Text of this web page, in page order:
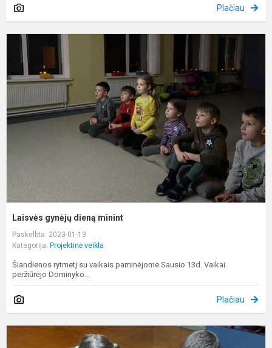
Plačiau
Laisvės gynėjų dieną minint
Paskelbta: 2023-01-13
Kategorija: Projektinė veikla
Šiandienos rytmetį su vaikais paminėjome Sausio 13d. Vaikai
peržiūrėjo Dominyko...
Plačiau